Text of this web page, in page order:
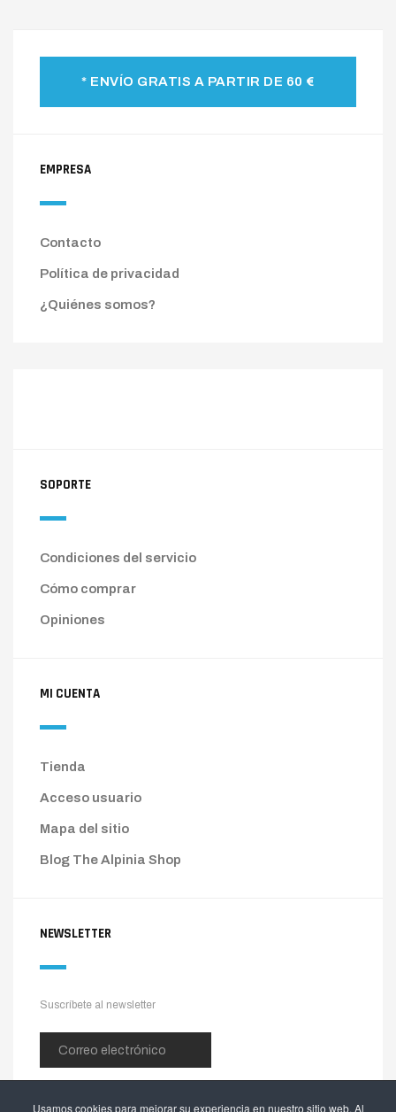
Usamos cookies para mejorar su experiencia en nuestro sitio web. Al
* ENVÍO GRATIS A PARTIR DE 60 €
EMPRESA
Contacto
Política de privacidad
¿Quiénes somos?
SOPORTE
Condiciones del servicio
Cómo comprar
Opiniones
MI CUENTA
Tienda
Acceso usuario
Mapa del sitio
Blog The Alpinia Shop
NEWSLETTER
Suscríbete al newsletter